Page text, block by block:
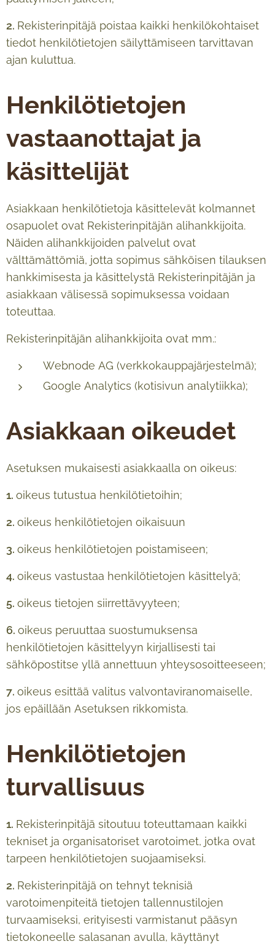
2. Rekisterinpitäjä poistaa kaikki henkilökohtaiset
tiedot henkilötietojen säilyttämiseen tarvittavan
ajan kuluttua.
Henkilötietojen
vastaanottajat ja
käsittelijät
Asiakkaan henkilötietoja käsittelevät kolmannet
osapuolet ovat Rekisterinpitäjän alihankkijoita.
Näiden alihankkijoiden palvelut ovat
välttämättömiä, jotta sopimus sähköisen tilauksen
hankkimisesta ja käsittelystä Rekisterinpitäjän ja
asiakkaan välisessä sopimuksessa voidaan
toteuttaa.
Rekisterinpitäjän alihankkijoita ovat mm.:
Webnode AG (verkkokauppajärjestelmä);
Google Analytics (kotisivun analytiikka);
Asiakkaan oikeudet
Asetuksen mukaisesti asiakkaalla on oikeus:
1. oikeus tutustua henkilötietoihin;
2. oikeus henkilötietojen oikaisuun
3. oikeus henkilötietojen poistamiseen;
4. oikeus vastustaa henkilötietojen käsittelyä;
5. oikeus tietojen siirrettävyyteen;
6. oikeus peruuttaa suostumuksensa
henkilötietojen käsittelyyn kirjallisesti tai
sähköpostitse yllä annettuun yhteysosoitteeseen;
7. oikeus esittää valitus valvontaviranomaiselle,
jos epäillään Asetuksen rikkomista.
Henkilötietojen
turvallisuus
1. Rekisterinpitäjä sitoutuu toteuttamaan kaikki
tekniset ja organisatoriset varotoimet, jotka ovat
tarpeen henkilötietojen suojaamiseksi.
2. Rekisterinpitäjä on tehnyt teknisiä
varotoimenpiteitä tietojen tallennustilojen
turvaamiseksi, erityisesti varmistanut pääsyn
tietokoneelle salasanan avulla, käyttänyt